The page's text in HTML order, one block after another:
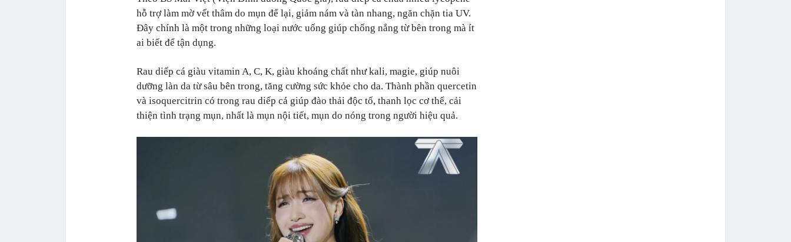
hỗ trợ làm mờ vết thâm do mụn để lại, giảm nám và tàn nhang, ngăn chặn tia UV.
Đây chính là một trong những loại nước uống giúp chống nắng từ bên trong mà ít
ai biết để tận dụng.
Rau diếp cá giàu vitamin A, C, K, giàu khoáng chất như kali, magie, giúp nuôi
dưỡng làn da từ sâu bên trong, tăng cường sức khỏe cho da. Thành phần quercetin
và isoquercitrin có trong rau diếp cá giúp đào thải độc tố, thanh lọc cơ thể, cải
thiện tình trạng mụn, nhất là mụn nội tiết, mụn do nóng trong người hiệu quả.